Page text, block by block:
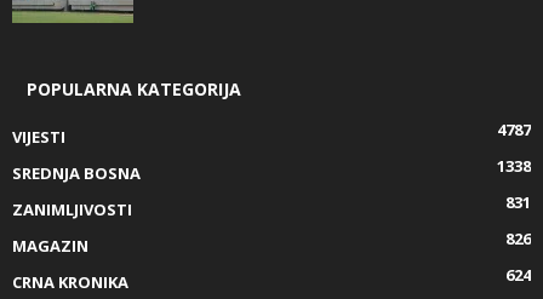
POPULARNA KATEGORIJA
VIJESTI
4787
SREDNJA BOSNA
1338
ZANIMLJIVOSTI
831
MAGAZIN
826
CRNA KRONIKA
624